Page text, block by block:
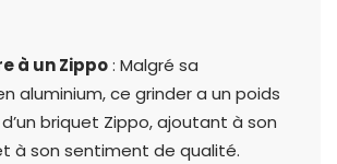
à un Zippo: Malgré sa
aluminium, ce grinder a un poids
briquet Zippo, ajoutant à son
à son sentiment de qualité.